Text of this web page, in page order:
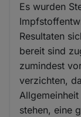
Es wurden
Resultaten
bereit sind
zumindest
verzichten,
stehen, eine